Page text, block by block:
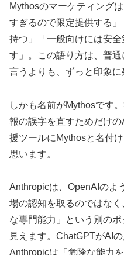
Mythosのマーケティング
すぎるので限定提供する
持つ」「一般向けには安
す」。この語り方は、普
言うよりも、ずっと印象に
しかも名前がMythosです
報の誤字を直すためだけ
援ツールにMythosと名付
思います。
Anthropicは、OpenAIのよ
場の認知を取るのではな
な専門能力」という別の
見えます。ChatGPTがAI
Anthropicは「危険な能力